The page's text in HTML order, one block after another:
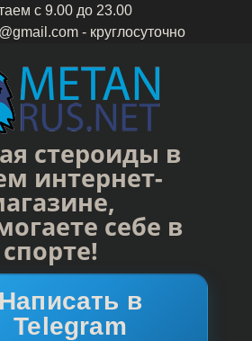
c 9.00 до 23.00
- круглосуточно
стероиды в
интернет-
себе в
спорте!
Написать в
Telegram